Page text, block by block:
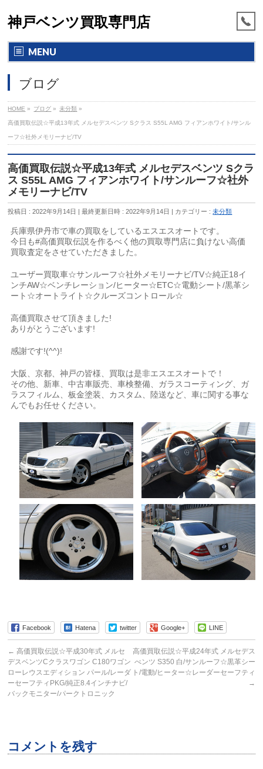
神戸ベンツ買取専門店
MENU
ブログ
HOME » ブログ » 未分類 »
高価買取伝説☆平成13年式 メルセデスベンツ Sクラス S55L AMG フィアンホワイト/サンル
ーフ☆社外メモリーナビ/TV
高価買取伝説☆平成13年式 メルセデスベンツ Sクラ
ス S55L AMG フィアンホワイト/サンルーフ☆社外
メモリーナビ/TV
投稿日 : 2022年9月14日 最終更新日時 : 2022年9月14日 カテゴリー :未分類
兵庫県伊丹市で車の買取をしているエスエスオートです。
今日も#高価買取伝説を作るべく他の買取専門店に負けない高価
買取査定をさせていただきました。
ユーザー買取車☆サンルーフ☆社外メモリーナビ/TV☆純正18イ
ンチAW☆ベンチレーション/ヒーター☆ETC☆電動シート/黒革シ
ート☆オートライト☆クルーズコントロール☆
高価買取させて頂きました!
ありがとうございます!
感謝です!(^^)!
大阪、京都、神戸の皆様、買取は是非エスエスオートで！
その他、新車、中古車販売、車検整備、ガラスコーティング、ガ
ラスフィルム、板金塗装、カスタム、陸送など、車に関する事な
んでもお任せください。
Facebook Hatena twitter Google+ LINE
← 高価買取伝説☆平成30年式 メルセ
デスベンツCクラスワゴン C180ワゴン
ローレウスエディション パール/レーダ
ーセーフティPKG/純正8.4インチナビ/
バックモニター/パークトロニック
高価買取伝説☆平成24年式 メルセデス
べンツ S350 白/サンルーフ☆黒革シー
ト/電動/ヒーター☆レーダーセーフティ
→
コメントを残す